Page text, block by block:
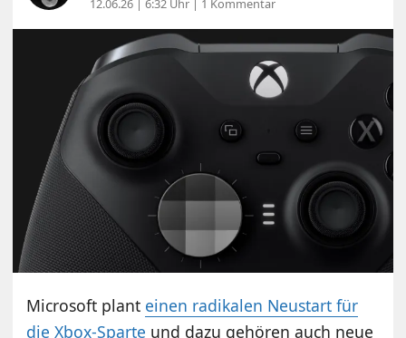
12.06.26 | 6:32 Uhr | 1 Kommentar
Microsoft plant einen radikalen Neustart für
die Xbox-Sparte und dazu gehören auch neue